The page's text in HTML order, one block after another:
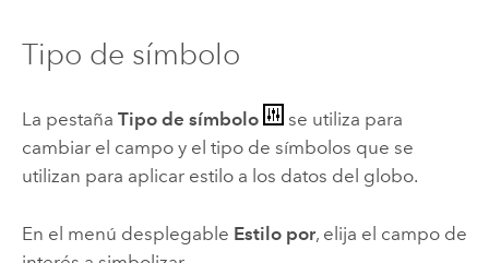
Tipo de símbolo
La pestaña Tipo de símbolo
se utiliza para
cambiar el campo y el tipo de símbolos que se
utilizan para aplicar estilo a los datos del globo.
En el menú desplegable Estilo por, elija el campo de